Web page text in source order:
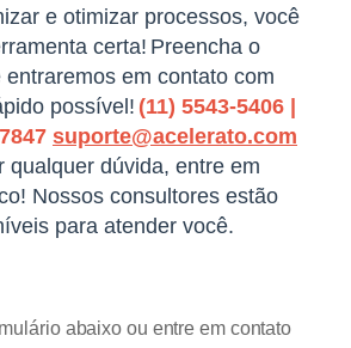
e otimizar processos, você
certa! Preencha o
em contato com
possível! (11) 5543-5406 |
suporte@acelerato.com
qualquer dúvida, entre em
Nossos consultores estão
para atender você.
abaixo ou entre em contato